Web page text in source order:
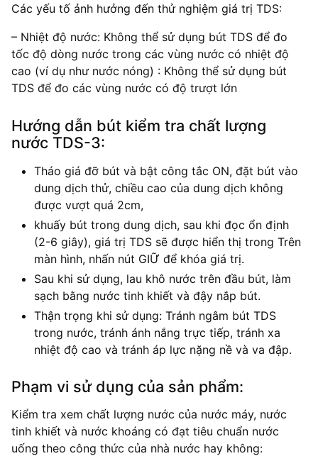
Các yếu tố ảnh hưởng đến thử nghiệm giá trị TDS:
– Nhiệt độ nước: Không thể sử dụng bút TDS để đo
tốc độ dòng nước trong các vùng nước có nhiệt độ
cao (ví dụ như nước nóng) : Không thể sử dụng bút
TDS để đo các vùng nước có độ trượt lớn
Hướng dẫn bút kiểm tra chất lượng
nước TDS-3:
Tháo giá đỡ bút và bật công tắc ON, đặt bút vào
dung dịch thử, chiều cao của dung dịch không
được vượt quá 2cm,
khuấy bút trong dung dịch, sau khi đọc ổn định
(2-6 giây), giá trị TDS sẽ được hiển thị trong Trên
màn hình, nhấn nút GIỮ để khóa giá trị.
Sau khi sử dụng, lau khô nước trên đầu bút, làm
sạch bằng nước tinh khiết và đậy nắp bút.
Thận trọng khi sử dụng: Tránh ngâm bút TDS
trong nước, tránh ánh nắng trực tiếp, tránh xa
nhiệt độ cao và tránh áp lực nặng nề và va đập.
Phạm vi sử dụng của sản phẩm:
Kiểm tra xem chất lượng nước của nước máy, nước
tinh khiết và nước khoáng có đạt tiêu chuẩn nước
uống theo công thức của nhà nước hay không: